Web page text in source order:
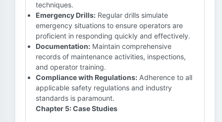
techniques.
Emergency Drills: Regular drills simulate
emergency situations to ensure operators are
proficient in responding quickly and effectively.
Documentation: Maintain comprehensive
records of maintenance activities, inspections,
and operator training.
Compliance with Regulations: Adherence to all
applicable safety regulations and industry
standards is paramount.
Chapter 5: Case Studies